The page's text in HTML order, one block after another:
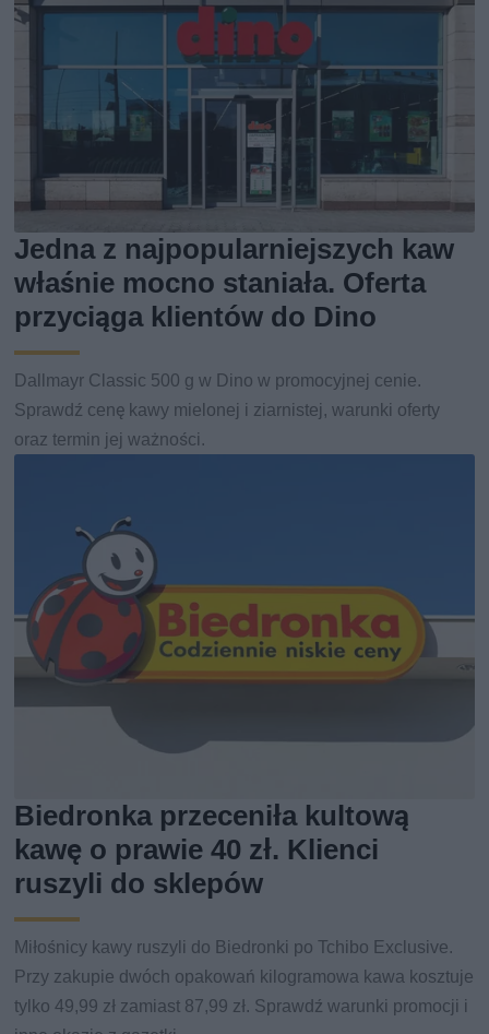
Jedna z najpopularniejszych kaw
właśnie mocno staniała. Oferta
przyciąga klientów do Dino
Dallmayr Classic 500 g w Dino w promocyjnej cenie.
Sprawdź cenę kawy mielonej i ziarnistej, warunki oferty
oraz termin jej ważności.
Biedronka przeceniła kultową
kawę o prawie 40 zł. Klienci
ruszyli do sklepów
Miłośnicy kawy ruszyli do Biedronki po Tchibo Exclusive.
Przy zakupie dwóch opakowań kilogramowa kawa kosztuje
tylko 49,99 zł zamiast 87,99 zł. Sprawdź warunki promocji i